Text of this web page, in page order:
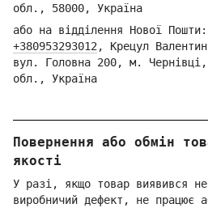
обл., 58000, Україна
або на відділення Нової Пошти:
+380953293012 , Крецул
вул. Головна 200, м. Чернівці,
обл., Україна
Повернення або обмін
якості
У разі, якщо товар виявився
виробничий дефект, не працює